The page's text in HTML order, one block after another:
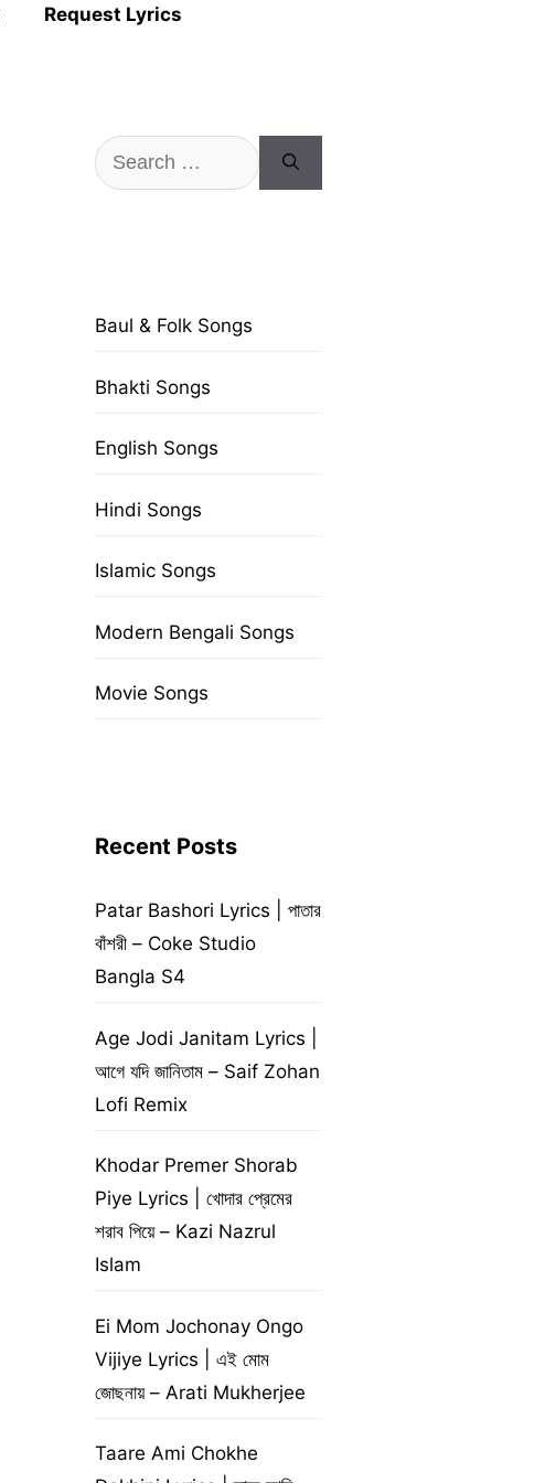
Request Lyrics
Search
for:
Baul & Folk Songs
Bhakti Songs
English Songs
Hindi Songs
Islamic Songs
Modern Bengali Songs
Movie Songs
Recent Posts
Patar Bashori Lyrics | পাতার
বাঁশরী – Coke Studio
Bangla S4
Age Jodi Janitam Lyrics |
আগে যদি জানিতাম – Saif Zohan
Lofi Remix
Khodar Premer Shorab
Piye Lyrics | খোদার প্রেমের
শরাব পিয়ে – Kazi Nazrul
Islam
Ei Mom Jochonay Ongo
Vijiye Lyrics | এই মোম
জোছনায় – Arati Mukherjee
Taare Ami Chokhe